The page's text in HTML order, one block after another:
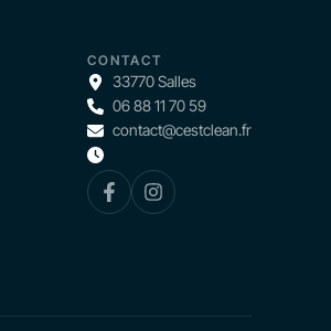
CONTACT
33770 Salles
06 88 11 70 59
contact@cestclean.fr